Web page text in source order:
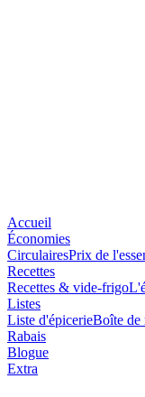
Accueil
Économies
CirculairesPrix de
Recettes
Recettes & vide-frigo
Listes
Liste d'épicerieBoîte de
Rabais
Blogue
Extra